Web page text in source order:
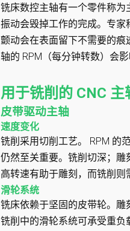
铣床数控主轴有一个零件称
振动会毁掉工作的完成。专家
颤动会在表面留下不需要的
轴的 RPM（每分钟转数）会
用于铣削的 CNC 主
皮带驱动主轴
速度变化
铣削采用切削工艺。 RPM 的
仍然至关重要。铣削切深；雕
高转速有助于雕刻，而铣削则
滑轮系统
铣床依赖于坚固的皮带轮。雕
铣削中的滑轮系统可承受重